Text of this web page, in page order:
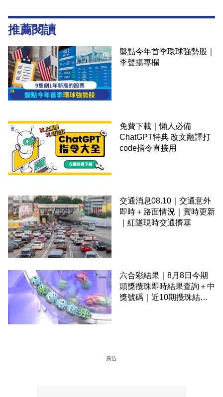
推薦閱讀
盤點今年首季環球強勢股｜
李聲揚專欄
免費下載｜懶人必備
ChatGPT特典 改文翻譯打
code指令直接用
交通消息08.10｜交通意外
即時＋路面情況｜實時更新
｜紅隧現時交通擠塞
六合彩結果｜8月8日今期
頭獎攪珠即時結果查詢＋中
獎號碼｜近10期攪珠結果
廣告